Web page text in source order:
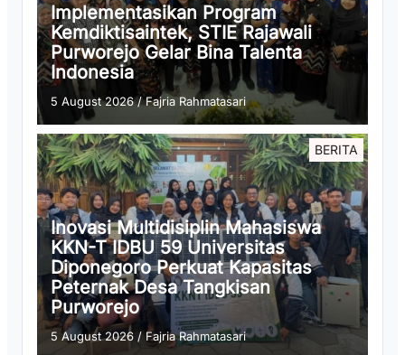
Implementasikan Program
Kemdiktisaintek, STIE Rajawali
Purworejo Gelar Bina Talenta
Indonesia
5 August 2026/Fajria Rahmatasari
BERITA
Inovasi Multidisiplin Mahasiswa
KKN-T IDBU 59 Universitas
Diponegoro Perkuat Kapasitas
Peternak Desa Tangkisan
Purworejo
5 August 2026 /Fajria Rahmatasari